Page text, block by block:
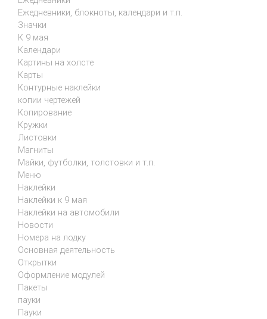
Ежедневники, блокноты, календари и т.п.
Значки
К 9 мая
Календари
Картины на холсте
Карты
Контурные наклейки
копии чертежей
Копирование
Кружки
Листовки
Магниты
Майки, футболки, толстовки и т.п.
Меню
Наклейки
Наклейки к 9 мая
Наклейки на автомобили
Новости
Номера на лодку
Основная деятельность
Открытки
Оформление модулей
Пакеты
пауки
Пауки